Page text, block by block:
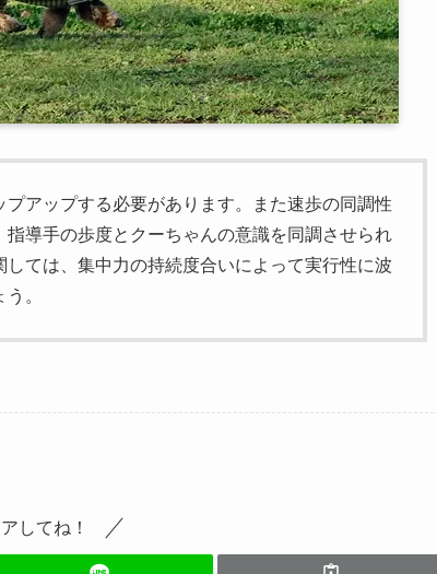
アップする必要があります。また速歩の同調性
導手の歩度とクーちゃんの意識を同調させられ
ては、集中力の持続度合いによって実行性に波
。
してね！